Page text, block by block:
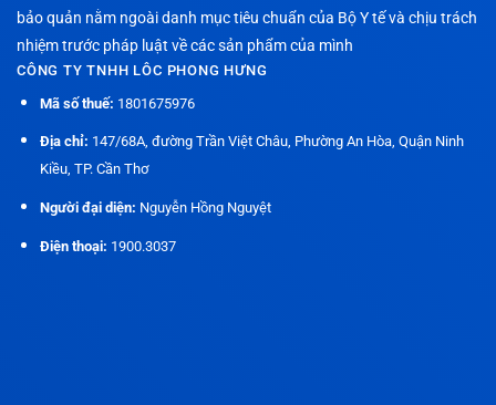
bảo quản nằm ngoài danh mục tiêu chuẩn của Bộ Y tế và chịu trách
nhiệm trước pháp luật về các sản phẩm của mình
CÔNG TY TNHH LÔC PHONG HƯNG
Mã số thuế: 1801675976
Địa chỉ: 147/68A, đường Trần Việt Châu, Phường An Hòa, Quận Ninh
Kiều, TP. Cần Thơ
Người đại diện: Nguyễn Hồng Nguyệt
Điện thoại: 1900.3037